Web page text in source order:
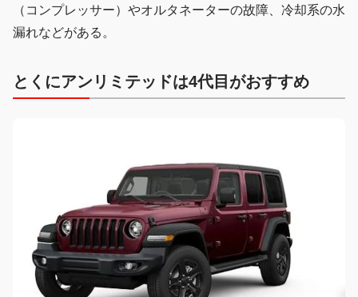
（コンプレッサー）やオルタネーターの故障、冷却系の水
漏れなどがある。
とくにアンリミテッドは4代目がおすすめ